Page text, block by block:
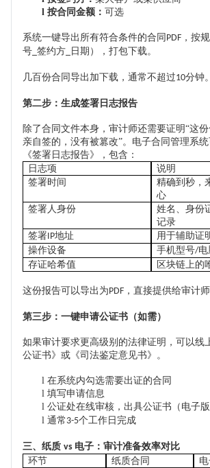
l 按合同金额： 可选
系统一键导出所有符合条件的合同 PDF ，按
号 签约方 日期），打包下载。
几百份合同导出加下载，通常不超过10分钟。
第二步：生成签署日志报告
除了合同文件本身，审计师还需要证明“这
亲自签的，没有被篡改”。电子合同管理系
《签署日志报告》，包含：
日志项
说明
签署时间
精确到秒，
心
签署人身份
姓名、身份
记录
签署 IP地址
用于辅助证
操作设备
手机型号/电
存证哈希值
区块链上的
这份报告可以导出为 PDF ，直接提供给审计师
第三步：一键申请公证书（如需）
如果审计要求更高级别的法律证明，可以线
公证书》或《司法鉴定意见书》。
l 在系统内勾选需要出证的合同
l 填写申请信息
l 公证处在线审核，出具公证书（电子版
l 通常 3-5个工作日完成
三、纸质 vs 电子：审计准备效率对比
环节
纸质合同